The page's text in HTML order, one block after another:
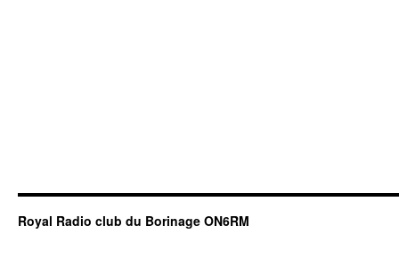
Royal Radio club du Borinage ON6RM